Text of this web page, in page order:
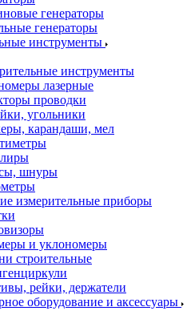
генераторы
генераторы
инструменты
инструменты
лазерные
проводки
угольники
карандаши, мел
шнуры
измерительные приборы
и уклономеры
строительные
рейки, держатели
оборудование и аксессуары